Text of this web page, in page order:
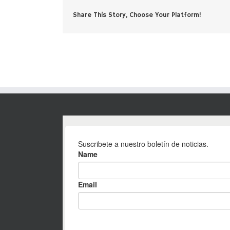
Share This Story, Choose Your Platform!